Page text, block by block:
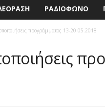
ΡΑΔΙΌΦΩΝΟ
προγράμματος 13-20.05.2018